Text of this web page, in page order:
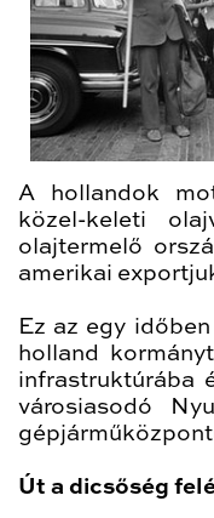
A hollandok
közel-keleti
olajtermelő
amerikai
Ez az egy
holland
infrastruktúrába
városiasodó
Út a dicsőség